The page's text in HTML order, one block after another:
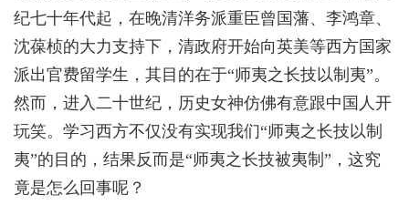
纪七十年代起，在晚清洋务派重臣曾国藩、李鸿章、
沈葆桢的大力支持下，清政府开始向英美等西方国家
派出官费留学生，其目的在于“师夷之长技以制夷”。
然而，进入二十世纪，历史女神仿佛有意跟中国人开
玩笑。学习西方不仅没有实现我们“师夷之长技以制
夷”的目的，结果反而是“师夷之长技被夷制”，这究
竟是怎么回事呢？